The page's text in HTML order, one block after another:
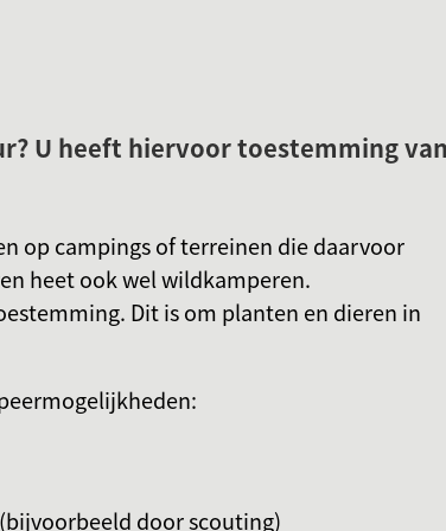
U heeft hiervoor toestemming
op campings of terreinen die daarvoor
heet ook wel wildkamperen.
Dit is om planten en dieren in
door scouting)